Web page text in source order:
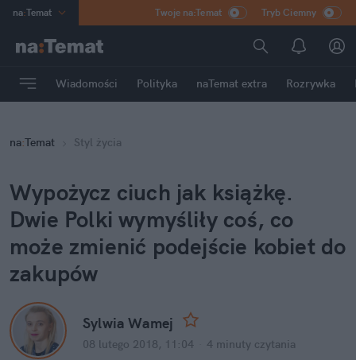
na:Temat
Poland
mama
Rozrywka
Twoje na:Temat Tryb Ciemny
Wiadomości Polityka naTemat extra Rozrywka
na:Temat Styl życia
Wypożycz ciuch jak książkę.
Dwie Polki wymyśliły coś, co
może zmienić podejście kobiet do
zakupów
Sylwia Wamej
08 lutego 2018, 11:04 4 minuty czytania